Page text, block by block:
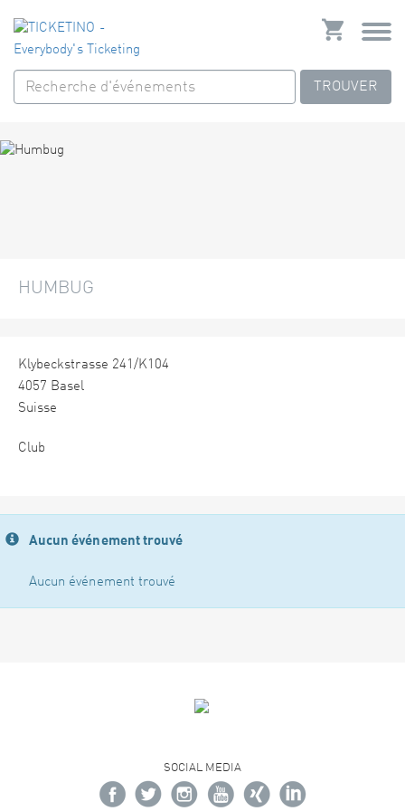
TROUVER
HUMBUG
Klybeckstrasse 241/K104
4057 Basel
Suisse
Club
Aucun événement trouvé
Aucun événement trouvé
SOCIAL MEDIA